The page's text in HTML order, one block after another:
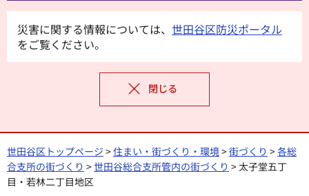
災害に関する情報については、 世田谷区防災ポータル
をご覧ください。
閉じる
世田谷区トップページ >住まい・街づくり・環境>街づくり >各総
合支所の街づくり >世田谷総合支所管内の街づくり > 太子堂五丁
目・若林二丁目地区